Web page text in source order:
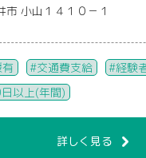
市 小山１４１０－１
交通費支給
経験
以上(年間)
詳しく見る